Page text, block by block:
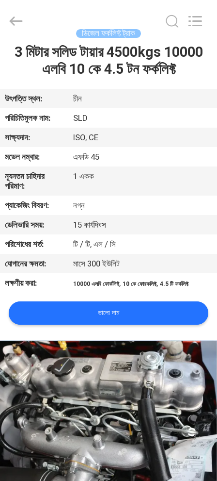
বাড়ি
আমাদের
সম্পর্কে
কারখানা
ভ্রমণ
মান
নিয়ন্ত্রণ
সাইট
ম্যাপ
PRIVACY
POLICY
Reserved.
ডিজেল ফর্কলিফ্ট ট্রাক
3 মিটার সলিড টায়ার 4500kgs 10000
এলবি 10 কে 4.5 টন ফর্কলিফ্ট
উৎপত্তি স্থল:
চীন
পরিচিতিমুলক নাম:
SLD
সাক্ষ্যদান:
ISO, CE
মডেল নম্বার:
এফডি 45
ন্যূনতম চাহিদার
পরিমাণ:
1 একক
প্যাকেজিং বিবরণ:
নগ্ন
ডেলিভারি সময়:
15 কার্যদিবস
পরিশোধের শর্ত:
টি / টি, এল / সি
যোগানের ক্ষমতা:
মাসে 300 ইউনিট
লক্ষণীয় করা:
10000 এলবি ফোর্কলিফ্ট, 10 কে ফোরকলিফ্ট,4.5 টি ফর্কলিফ্ট
ভালো দাম